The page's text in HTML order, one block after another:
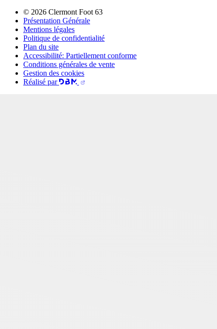
© 2026 Clermont Foot 63
Présentation Générale
Mentions légales
Politique de confidentialité
Plan du site
Accessibilité: Partiellement conforme
Conditions générales de vente
Gestion des cookies
Réalisé par